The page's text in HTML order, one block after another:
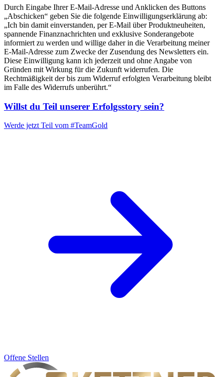
Durch Eingabe Ihrer E-Mail-Adresse und Anklicken des Buttons
„Abschicken“ geben Sie die folgende Einwilligungserklärung ab:
„Ich bin damit einverstanden, per E-Mail über Produktneuheiten,
spannende Finanznachrichten und exklusive Sonderangebote
informiert zu werden und willige daher in die Verarbeitung meiner
E-Mail-Adresse zum Zwecke der Zusendung des Newsletters ein.
Diese Einwilligung kann ich jederzeit und ohne Angabe von
Gründen mit Wirkung für die Zukunft widerrufen. Die
Rechtmäßigkeit der bis zum Widerruf erfolgten Verarbeitung bleibt
im Falle des Widerrufs unberührt.“
Willst du Teil unserer Erfolgsstory sein?
Werde jetzt Teil vom #TeamGold
Offene Stellen